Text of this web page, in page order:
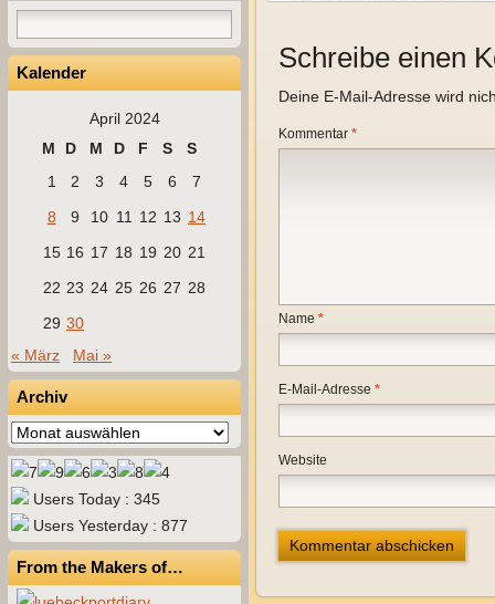
Kalender
April 2024
M
D M D F S
S
1
2 3 4 5 6
7
8
9 10 11 12 13 14
15 16 17 18 19 20 21
22 23 24 25 26 27 28
29 30
« März
Mai »
Archiv
Archiv
Users Today : 345
Users Yesterday : 877
From the Makers of…
Schreibe einen
Deine E-Mail-Adresse wird
Kommentar *
Name *
E-Mail-Adresse *
Website